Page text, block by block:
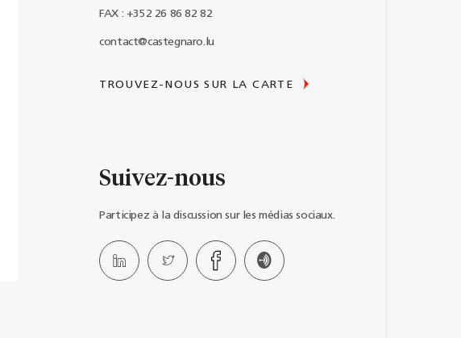
FAX : +352 26 86 82 82
contact@castegnaro.lu
TROUVEZ-NOUS SUR LA CARTE
Suivez-nous
Participez à la discussion sur les médias sociaux.